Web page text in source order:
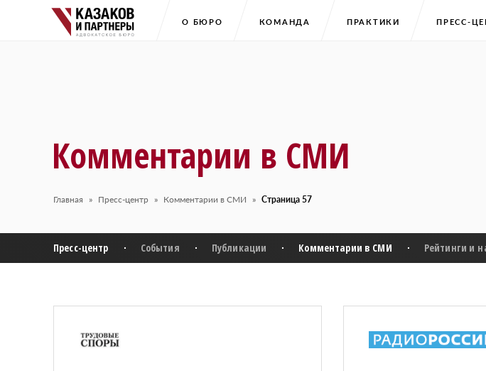
О БЮРО КОМАНДА ПРАКТИКИ ПРЕСС-
Комментарии в СМИ
Главная Пресс-центр Комментарии в СМИ Страница 57
Пресс-центр События Публикации Комментарии в СМИ Рейтинги и